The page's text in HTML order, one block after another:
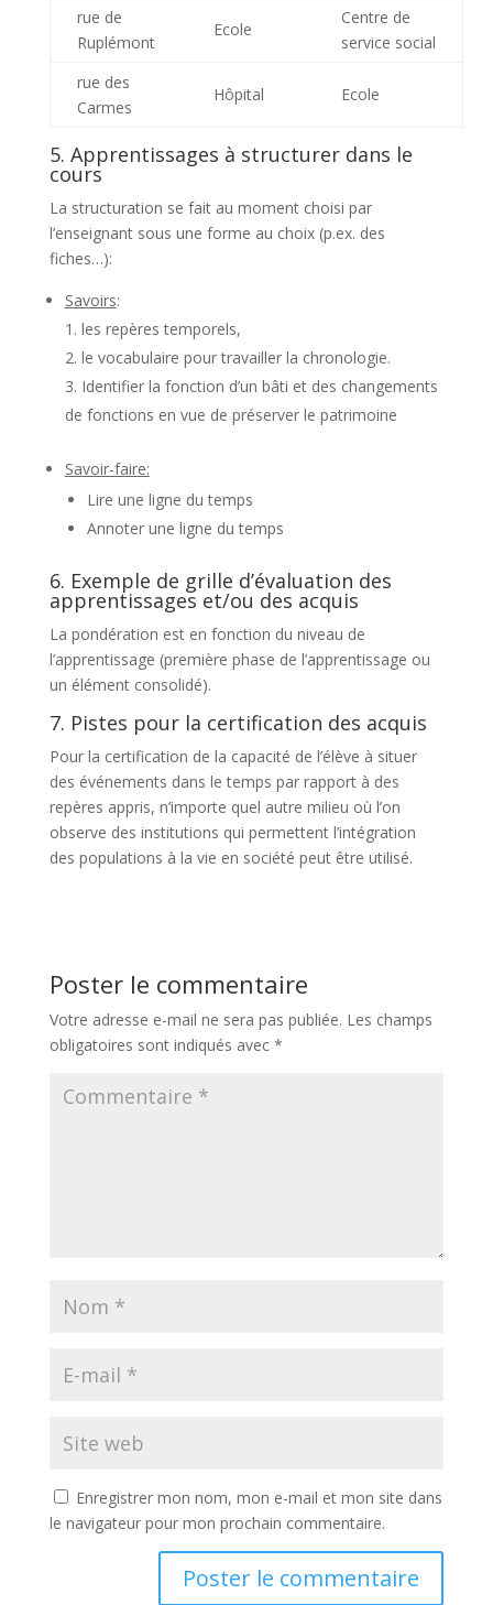
rue de
Ruplémont
Ecole
Centre de
service social
rue des
Carmes
Hôpital Ecole
5. Apprentissages à structurer dans le
cours
La structuration se fait au moment choisi par
l’enseignant sous une forme au choix (p.ex. des
fiches…):
Savoirs:
les repères temporels,
le vocabulaire pour travailler la chronologie.
Identifier la fonction d’un bâti et des changements
de fonctions en vue de préserver le patrimoine
Savoir-faire:
Lire une ligne du temps
Annoter une ligne du temps
6. Exemple de grille d’évaluation des
apprentissages et/ou des acquis
La pondération est en fonction du niveau de
l’apprentissage (première phase de l’apprentissage ou
un élément consolidé).
7. Pistes pour la certification des acquis
Pour la certification de la capacité de l’élève à situer
des événements dans le temps par rapport à des
repères appris, n’importe quel autre milieu où l’on
observe des institutions qui permettent l’intégration
des populations à la vie en société peut être utilisé.
Poster le commentaire
Votre adresse e-mail ne sera pas publiée. Les champs
obligatoires sont indiqués avec *
Enregistrer mon nom, mon e-mail et mon site dans
le navigateur pour mon prochain commentaire.